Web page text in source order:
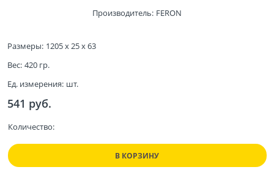
Производитель: FERON
Размеры: 1205 x 25 x 63
Вес: 420 гр.
Ед. измерения: шт.
541 руб.
Количество:
В КОРЗИНУ